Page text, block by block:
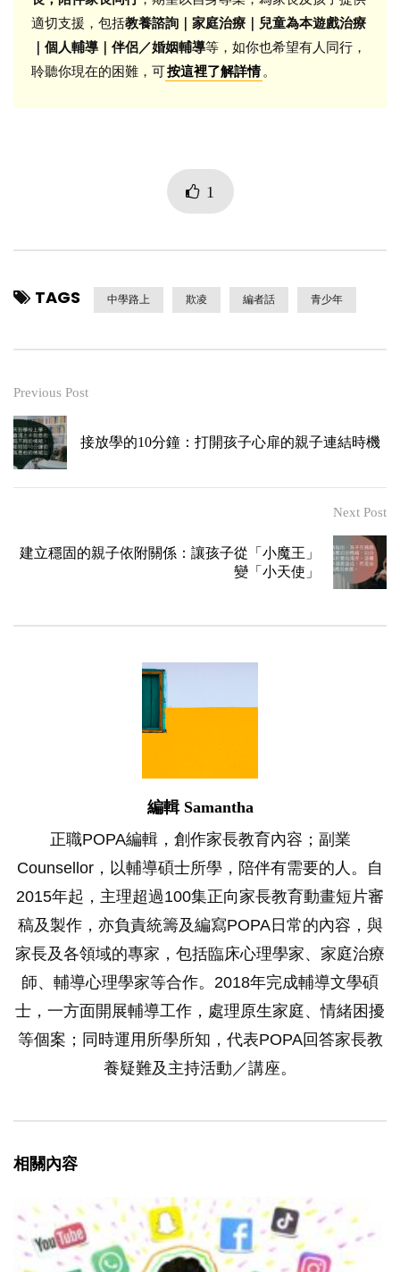
適切支援，包括教養諮詢｜家庭治療｜兒童為本遊戲治療
｜個人輔導｜伴侶／婚姻輔導等，如你也希望有人同行，
聆聽你現在的困難，可按這裡了解詳情 。
1
TAGS 中學路上 欺凌 編者話 青少年
Previous Post
接放學的10分鐘：打開孩子心扉的親子連結時機
Next Post
建立穩固的親子依附關係：讓孩子從「小魔王」
變「小天使」
編輯 Samantha
正職POPA編輯，創作家長教育內容；副業
Counsellor，以輔導碩士所學，陪伴有需要的人。自
2015年起，主理超過100集正向家長教育動畫短片審
稿及製作，亦負責統籌及編寫POPA日常的內容，與
家長及各領域的專家，包括臨床心理學家、家庭治療
師、輔導心理學家等合作。2018年完成輔導文學碩
士，一方面開展輔導工作，處理原生家庭、情緒困擾
等個案；同時運用所學所知，代表POPA回答家長教
養疑難及主持活動／講座。
相關內容